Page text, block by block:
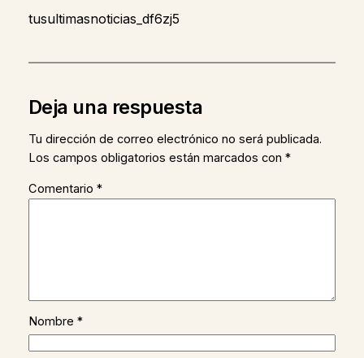
tusultimasnoticias_df6zj5
Deja una respuesta
Tu dirección de correo electrónico no será publicada.
Los campos obligatorios están marcados con *
Comentario *
Nombre *